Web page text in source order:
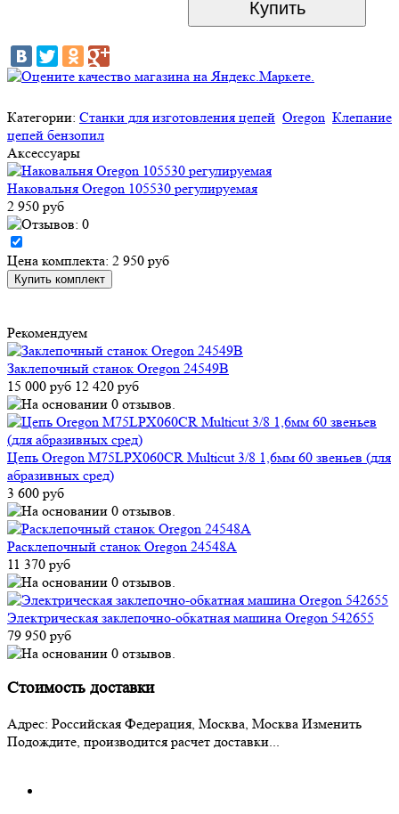
Категории: Станки для изготовления цепей Oregon Клепание
цепей бензопил
Аксессуары
Наковальня Oregon 105530 регулируемая
2 950 руб
Цена комплекта: 2 950 руб
Рекомендуем
Заклепочный станок Oregon 24549B
15 000 руб 12 420 руб
Цепь Oregon M75LPX060CR Multicut 3/8 1,6мм 60 звеньев (для
абразивных сред)
3 600 руб
Расклепочный станок Oregon 24548A
11 370 руб
Электрическая заклепочно-обкатная машина Oregon 542655
79 950 руб
Стоимость доставки
Адрес: Российская Федерация, Москва, Москва Изменить
Подождите, производится расчет доставки...